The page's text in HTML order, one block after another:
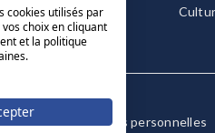
CGV Données personnelles
cookies utilisés par
choix en cliquant
et la politique